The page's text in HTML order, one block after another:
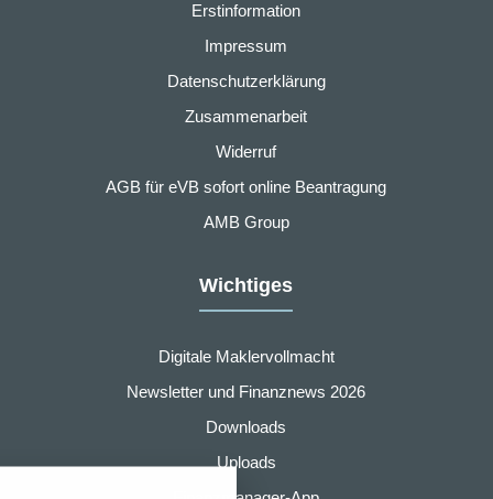
Erstinformation
Impressum
Datenschutzerklärung
Zusammenarbeit
Widerruf
AGB für eVB sofort online Beantragung
AMB Group
Wichtiges
Digitale Maklervollmacht
Newsletter und Finanznews 2026
Downloads
Uploads